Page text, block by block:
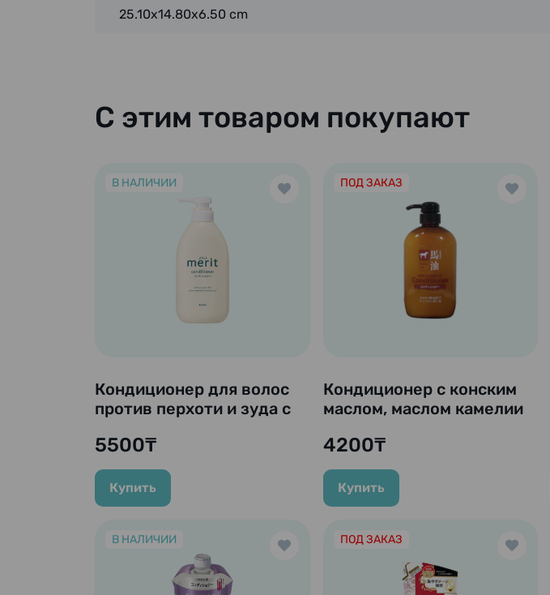
25.10x14.80x6.50 cm
С этим товаром покупают
В НАЛИЧИИ
Кондиционер для волос
против перхоти и зуда с
ромашки "Merit", 450 мл.
5500₸
Купить
ПОД ЗАКАЗ
Кондиционер с конским
маслом, маслом камелии
кислотой "Kumano", 600
мл.
4200₸
Купить
В НАЛИЧИИ ПОД ЗАКАЗ